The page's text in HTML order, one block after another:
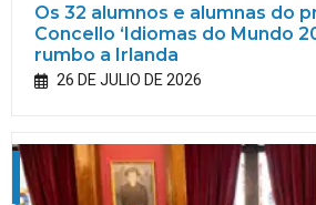
Os 32 alumnos e alumnas do
Concello ‘Idiomas do Mundo
rumbo a Irlanda
26 DE JULIO DE 2026